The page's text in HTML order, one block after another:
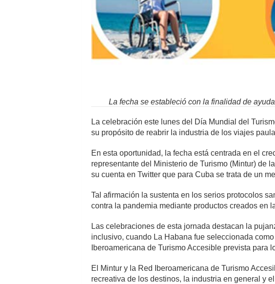
La fecha se estableció con la finalidad de
La celebración este lunes del Día Mundial del
su propósito de reabrir la industria de los viajes
En esta oportunidad, la fecha está centrada en el
representante del Ministerio de Turismo (Mintur) de
su cuenta en Twitter que para Cuba se trata de un
Tal afirmación la sustenta en los serios protocolos
contra la pandemia mediante productos creados en
Las celebraciones de esta jornada destacan la
inclusivo, cuando La Habana fue seleccionada
Iberoamericana de Turismo Accesible prevista
El Mintur y la Red Iberoamericana de Turismo
recreativa de los destinos, la industria en general y